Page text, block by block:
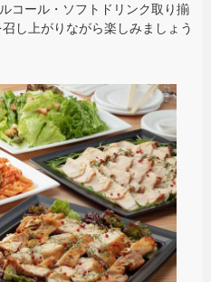
コール・ソフトドリンク取り揃
し上がりながら楽しみましょう